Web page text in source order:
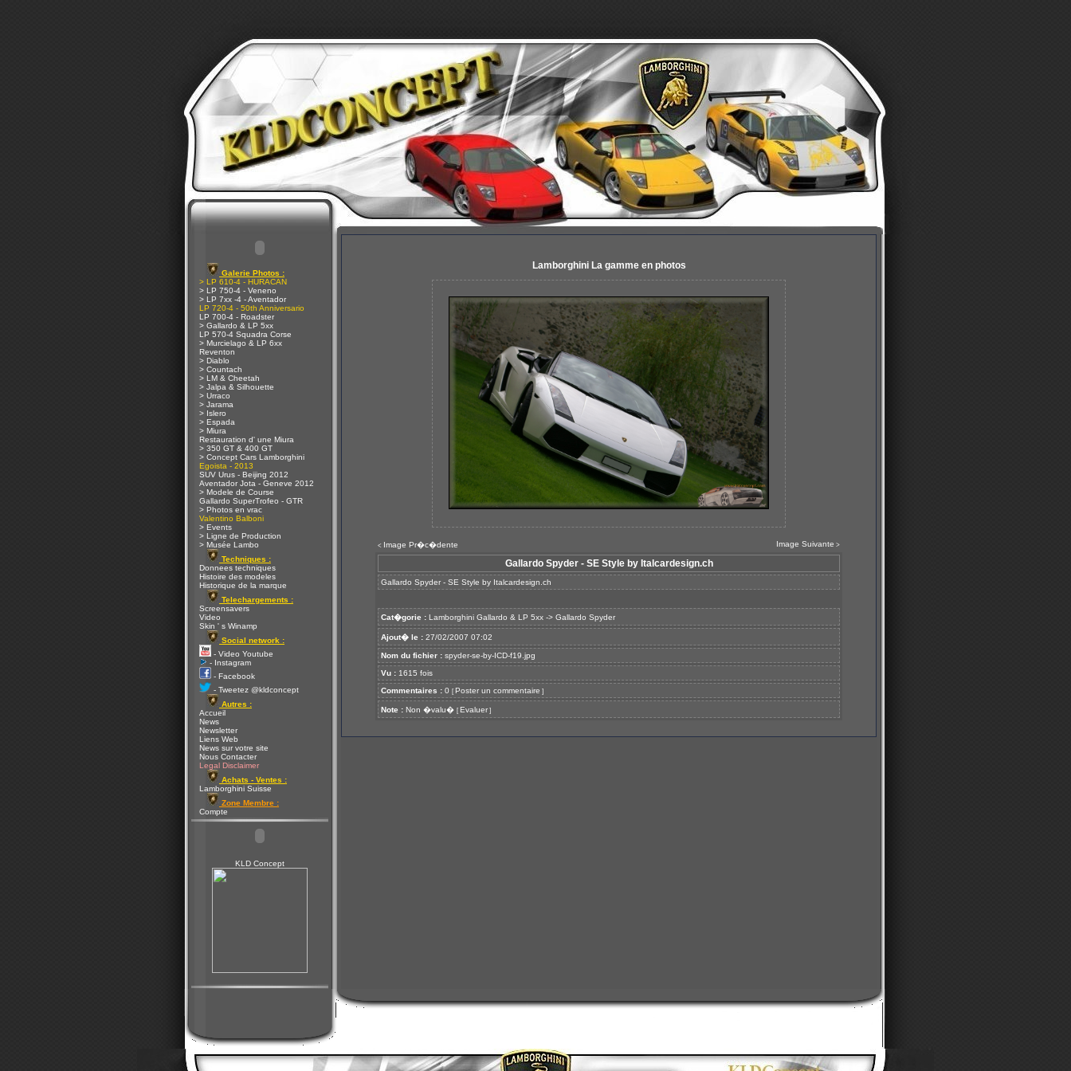
Galerie Photos :
> LP 610-4 - HURACAN
> LP 750-4 - Veneno
> LP 7xx -4 - Aventador
LP 720-4 - 50th Anniversario
LP 700-4 - Roadster
> Gallardo & LP 5xx
LP 570-4 Squadra Corse
> Murcielago & LP 6xx
Reventon
> Diablo
> Countach
> LM & Cheetah
> Jalpa & Silhouette
> Urraco
> Jarama
> Islero
> Espada
> Miura
Restauration d' une Miura
> 350 GT & 400 GT
> Concept Cars Lamborghini
Egoista - 2013
SUV Urus - Beijing 2012
Aventador Jota - Geneve 2012
> Modele de Course
Gallardo SuperTrofeo - GTR
> Photos en vrac
Valentino Balboni
> Events
> Ligne de Production
> Musée Lambo
Techniques :
Donnees techniques
Histoire des modeles
Historique de la marque
Telechargements :
Screensavers
Video
Skin ' s Winamp
Social network :
- Video Youtube
- Instagram
- Facebook
- Tweetez @kldconcept
Autres :
Accueil
News
Newsletter
Liens Web
News sur votre site
Nous Contacter
Legal Disclaimer
Achats - Ventes :
Lamborghini Suisse
Zone Membre :
Compte
KLD Concept
Lamborghini La gamme en photos
< Image Pr�c�dente Image Suivante >
Gallardo Spyder - SE Style by Italcardesign.ch
Gallardo Spyder - SE Style by Italcardesign.ch
Cat�gorie : Lamborghini Gallardo & LP 5xx -> Gallardo Spyder
Ajout� le : 27/02/2007 07:02
Nom du fichier : spyder-se-by-ICD-f19.jpg
Vu : 1615 fois
Commentaires : 0 [ Poster un commentaire ]
Note : Non �valu� [ Evaluer ]